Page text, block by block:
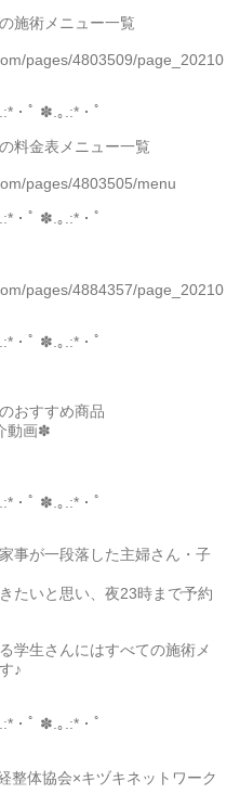
施術メニュー一覧
pages/4803509/page_20210
・ﾟ ✽.｡.:*・ﾟ
料金表メニュー一覧
pages/4803505/menu
・ﾟ ✽.｡.:*・ﾟ
pages/4884357/page_20210
・ﾟ ✽.｡.:*・ﾟ
おすすめ商品
動画✽
・ﾟ ✽.｡.:*・ﾟ
事が一段落した主婦さん・子
たいと思い、夜23時まで予約
学生さんにはすべての施術メ
♪
・ﾟ ✽.｡.:*・ﾟ
体協会×キヅキネットワーク